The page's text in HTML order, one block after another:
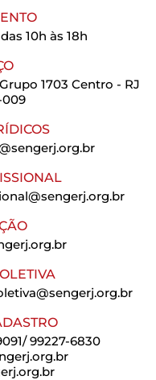
10h às 18h
1703 Centro - RJ
009
99227-6830